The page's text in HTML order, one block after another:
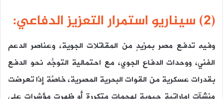
(2) سيناريو استمرار التعزيز الدفاعي:
وفيه تدفع مصر بمزيدٍ من المقاتلات الجوية، وعناصر الدعم
الفني، ووحدات الدفاع الجوي، مع احتمالية التوجُّه نحو الدفع
بقدرات عسكرية من القوات البحرية المصرية، خاصَّة إذا تعرضت